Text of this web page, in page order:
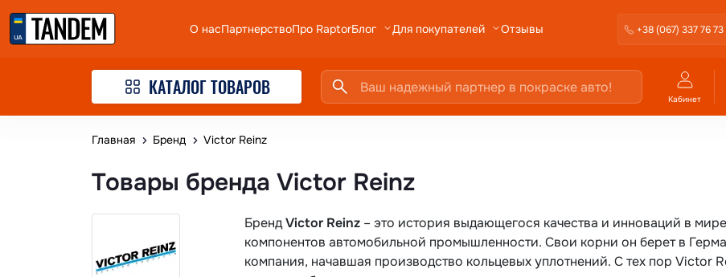
О насПартнерствоПро RaptorБлог Для покупателей Отзывы +38 (067) 337 76 73
КАТАЛОГ ТОВАРОВ
Кабинет
Главная Бренд Victor Reinz
Товары бренда Victor Reinz
БрендVictor Reinz – это история выдающегося качества и инноваций в
компонентов автомобильной промышленности. Свои корни он берет в
компания, начавшая производство кольцевых уплотнений. С тех пор Victor